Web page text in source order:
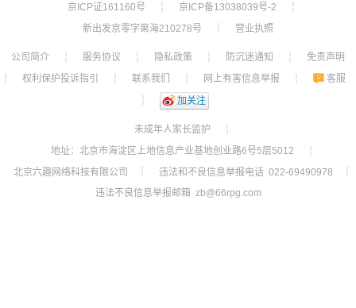
京ICP证161160号
┊ 京ICP备13038039号-2
┊
新出发京零字第海210278号
┊ 营业执照
公司简介 ┊ 服务协议 ┊ 隐私政策 ┊ 防沉迷通知 ┊
免责声明
┊
权利保护投诉指引 ┊ 联系我们 ┊ 网上有害信息举报 ┊
客服
┊
加关注
未成年人家长监护
┊
地址：北京市海淀区上地信息产业基地创业路6号5层5012
┊
北京六趣网络科技有限公司
┊ 违法和不良信息举报电话 022-69490978
┊
违法不良信息举报邮箱 zb@66rpg.com